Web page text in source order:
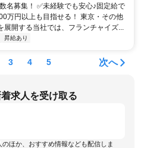
名募集！ ✅未経験でも安心♪固定給で
万円以上も目指せる！ 東京・その他
開する当社では、フランチャイズ...
昇給あり
3 4 5 次へ
求人を受け取る
のほか、おすすめ情報なども配信しま